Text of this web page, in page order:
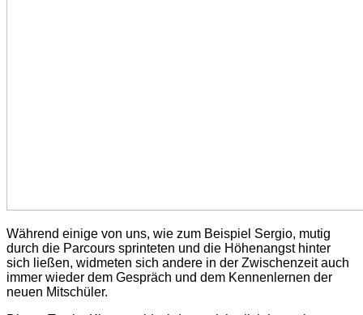
Während einige von uns, wie zum Beispiel Sergio, mutig
durch die Parcours sprinteten und die Höhenangst hinter
sich ließen, widmeten sich andere in der Zwischenzeit auch
immer wieder dem Gespräch und dem Kennenlernen der
neuen Mitschüler.